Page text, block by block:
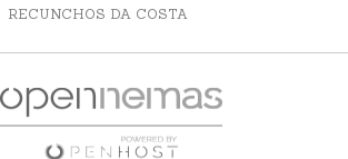
RECUNCHOS DA COSTA